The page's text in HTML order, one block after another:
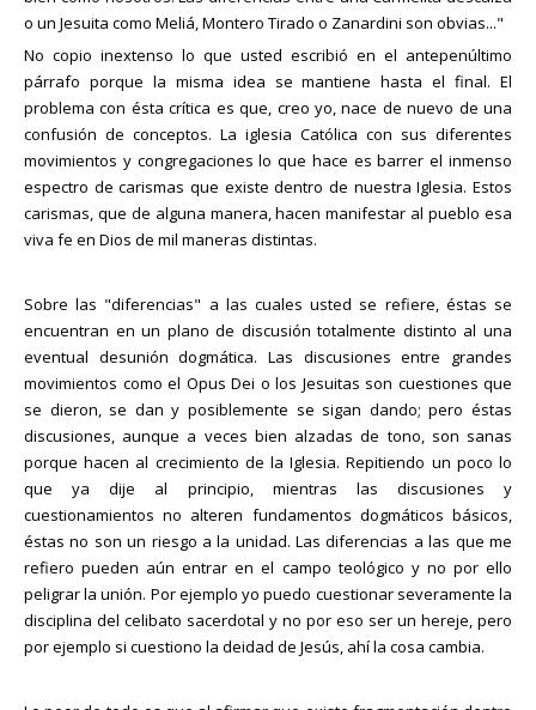
o un Jesuita como Meliá, Montero Tirado o Zanardini son obvias..."
No copio inextenso lo que usted escribió en el antepenúltimo
párrafo porque la misma idea se mantiene hasta el final. El
problema con ésta crítica es que, creo yo, nace de nuevo de una
confusión de conceptos. La iglesia Católica con sus diferentes
movimientos y congregaciones lo que hace es barrer el inmenso
espectro de carismas que existe dentro de nuestra Iglesia. Estos
carismas, que de alguna manera, hacen manifestar al pueblo esa
viva fe en Dios de mil maneras distintas.
Sobre las "diferencias" a las cuales usted se refiere, éstas se
encuentran en un plano de discusión totalmente distinto al una
eventual desunión dogmática. Las discusiones entre grandes
movimientos como el Opus Dei o los Jesuitas son cuestiones que
se dieron, se dan y posiblemente se sigan dando; pero éstas
discusiones, aunque a veces bien alzadas de tono, son sanas
porque hacen al crecimiento de la Iglesia. Repitiendo un poco lo
que ya dije al principio, mientras las discusiones y
cuestionamientos no alteren fundamentos dogmáticos básicos,
éstas no son un riesgo a la unidad. Las diferencias a las que me
refiero pueden aún entrar en el campo teológico y no por ello
peligrar la unión. Por ejemplo yo puedo cuestionar severamente la
disciplina del celibato sacerdotal y no por eso ser un hereje, pero
por ejemplo si cuestiono la deidad de Jesús, ahí la cosa cambia.